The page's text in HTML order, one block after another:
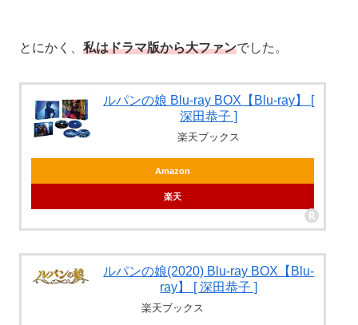
とにかく、 私はドラマ版から大ファンでした。
ルパンの娘 Blu-ray BOX【Blu-ray】 [
深田恭子 ]
楽天ブックス
Amazon
楽天
ルパンの娘(2020) Blu-ray BOX【Blu-
ray】 [ 深田恭子 ]
楽天ブックス